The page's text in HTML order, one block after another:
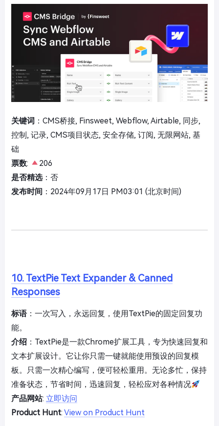
关键词 ：CMS桥接, Finsweet, Webflow, Airtable, 同步,
控制, 记录, CMS项目状态, 安全存储, 订阅, 无限网站, 基
础
票数:
206
是否精选：否
发布时间 ：2024年09月17日 PM03:01 (北京时间)
10. TextPie Text Expander & Canned
Responses
标语：一次写入，永远回复，使用TextPie的固定回复功
能。
介绍 ：TextPie是一款Chrome扩展工具，专为快速回复和
文本扩展设计。它让你只需一键就能使用预设的回复模
板。只需一次精心编写，便可轻松重用。无论多忙，保持
准备状态，节省时间，迅速回复，轻松应对各种情况
产品网站: 立即访问
Product Hunt: View on Product Hunt